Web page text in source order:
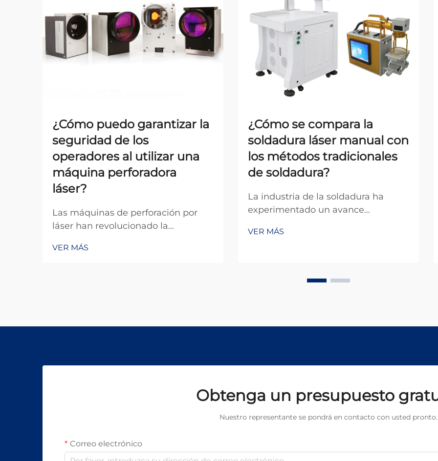
¿Cómo puedo garantizar la
seguridad de los
operadores al utilizar una
máquina perforadora
láser?
Las máquinas de perforación por
láser han revolucionado la
industrias, ofreciendo una exactitud
VER MÁS
¿Cómo se compara la
soldadura láser manual con
los métodos tradicionales
de soldadura?
La industria de la soldadura ha
experimentado un avance
última década, con la soldadura
VER MÁS
Obtenga un presupuesto
Nuestro representante se pondrá en contacto con usted pronto.
Correo electrónico